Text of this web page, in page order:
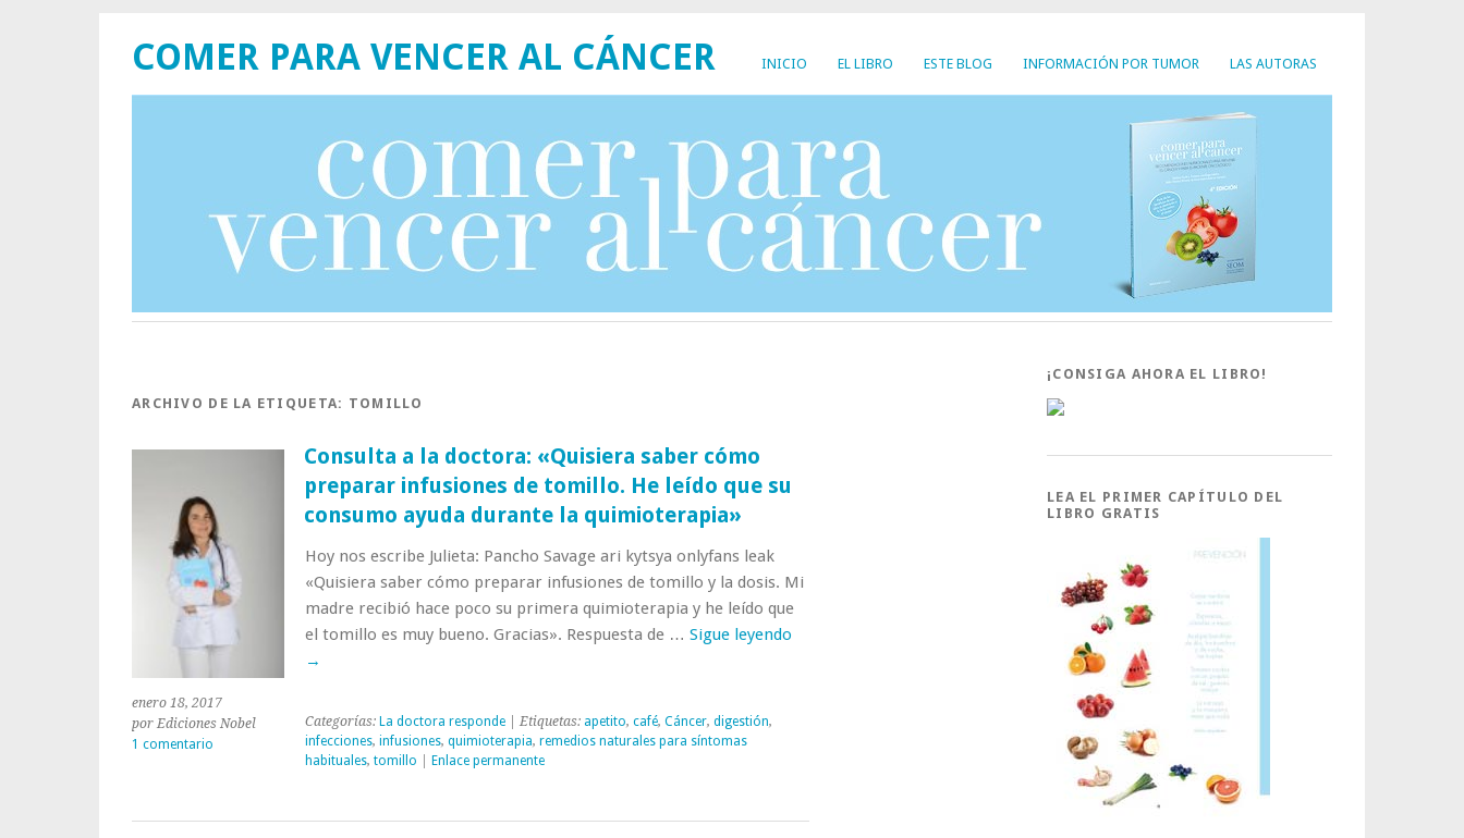
INICIO EL LIBRO ESTE BLOG INFORMACIÓN POR TUMOR LAS AUTORAS
COMER PARA VENCER AL CÁNCER
ARCHIVO DE LA ETIQUETA: TOMILLO
enero 18, 2017
por Ediciones Nobel
1 comentario
Consulta a la doctora: «Quisiera saber cómo
preparar infusiones de tomillo. He leído que su
consumo ayuda durante la quimioterapia»
Hoy nos escribe Julieta: Pancho Savage ari kytsya onlyfans leak
«Quisiera saber cómo preparar infusiones de tomillo y la dosis. Mi
madre recibió hace poco su primera quimioterapia y he leído que
el tomillo es muy bueno. Gracias». Respuesta de … Sigue leyendo
→
Categorías: La doctora responde| Etiquetas: apetito, café, Cáncer, digestión,
infecciones, infusiones, quimioterapia, remedios naturales para síntomas
habituales, tomillo Enlace permanente
¡CONSIGA AHORA EL LIBRO!
LEA EL PRIMER CAPÍTULO DEL
LIBRO GRATIS